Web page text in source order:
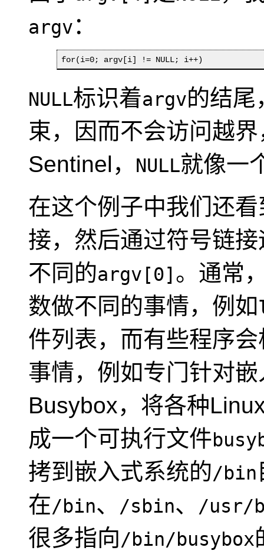
argv：
for(i=0; argv[i] != NULL; i++)
NULL标识着argv的结尾
束，因而不会访问越
Sentinel ， NULL就像一
在这个例子中我们还
接，然后通过符号链
不同的argv[0] 。通常
数做不同的事情，例如
件列表，而有些程序
事情，例如专门针对
Busybox，将各种
成一个可执行文件
拷到嵌入式系统的/bin
在/bin、 /sbin、 /usr/
很多指向/bin/busybox